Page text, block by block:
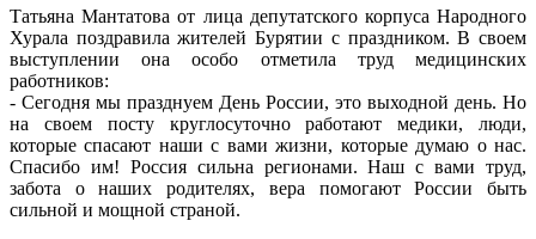
Татьяна Мантатова от лица депутатского корпуса Народного
Хурала поздравила жителей Бурятии с праздником. В своем
выступлении она особо отметила труд медицинских
работников:
- Сегодня мы празднуем День России, это выходной день. Но
на своем посту круглосуточно работают медики, люди,
которые спасают наши с вами жизни, которые думаю о нас.
Спасибо им! Россия сильна регионами. Наш с вами труд,
забота о наших родителях, вера помогают России быть
сильной и мощной страной.